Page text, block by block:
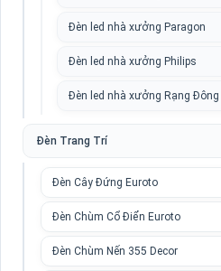
Đèn led nhà xưởng Paragon
Đèn led nhà xưởng Philips
Đèn led nhà xưởng Rạng Đông
Đèn Trang Trí
Đèn Cây Đứng Euroto
Đèn Chùm Cổ Điển Euroto
Đèn Chùm Nến 355 Decor